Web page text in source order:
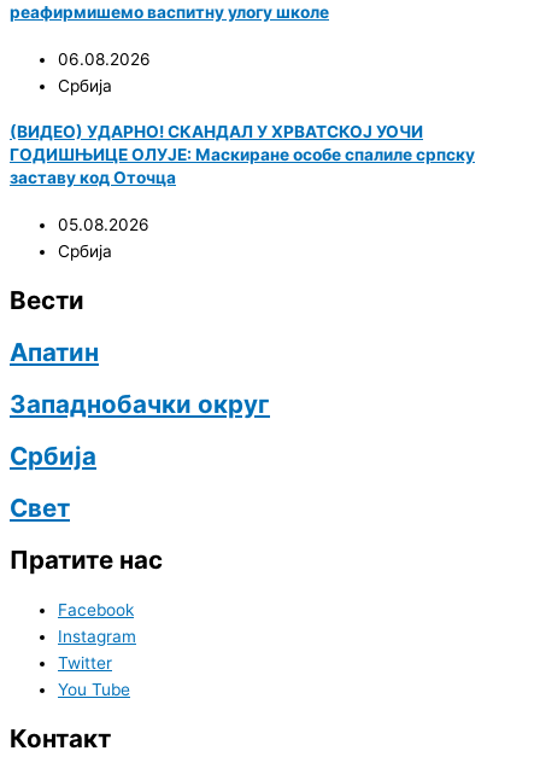
реафирмишемо васпитну улогу школе
06.08.2026
Србија
(ВИДЕО) УДАРНО! СКАНДАЛ У ХРВАТСКОЈ УОЧИ
ГОДИШЊИЦЕ ОЛУЈЕ: Маскиране особе спалиле српску
заставу код Оточца
05.08.2026
Србија
Вести
Апатин
Западнобачки округ
Србија
Свет
Пратите нас
Facebook
Instagram
Twitter
You Tube
Контакт